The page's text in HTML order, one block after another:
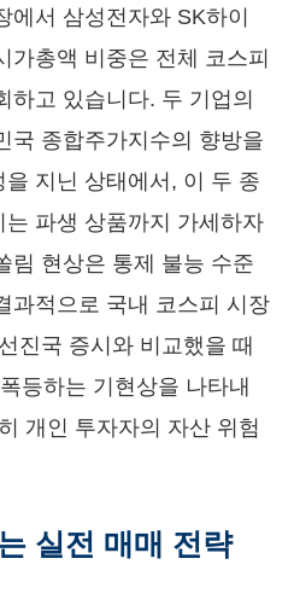
서 삼성전자와 SK하이
가총액 비중은 전체 코스피
하고 있습니다. 두 기업의
국 종합주가지수의 향방을
지닌 상태에서, 이 두 종
파생 상품까지 가세하자
림 현상은 통제 불능 수준
과적으로 국내 코스피 시장
진국 증시와 비교했을 때
등하는 기현상을 나타내
개인 투자자의 자산 위험
실전 매매 전략